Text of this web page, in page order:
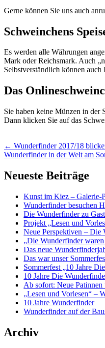
Gerne können Sie uns auch
Schweinchens
Es werden alle Währungen
Mark oder Reichsmark. Auch
Selbstverständlich können
Das
Sie haben keine Münzen in der
Dann klicken Sie auf das
Artikel-
Navigation
← Wunderfinder 2017/18
Wunderfinder in der Welt am
Neueste Beiträge
Kunst im Kiez – Galerie-
Wunderfinder besuchen
Die Wunderfinder zu
Projekt „Lesen und
Neue Perspektiven –
„Die Wunderfinder
Das neue
Das war unser
Sommerfest „10 Jahre
10 Jahre Die
Ab sofort: Neue Patinnen
„Lesen und Vorlesen“ –
10 Jahre Wunderfinder
Wunderfinder auf der
Archiv